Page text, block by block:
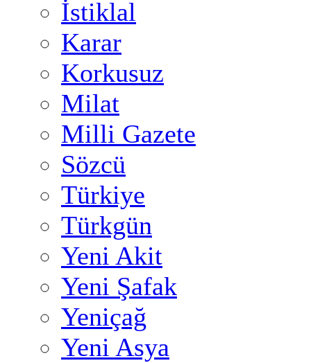
İstiklal
Karar
Korkusuz
Milat
Milli Gazete
Sözcü
Türkiye
Türkgün
Yeni Akit
Yeni Şafak
Yeniçağ
Yeni Asya